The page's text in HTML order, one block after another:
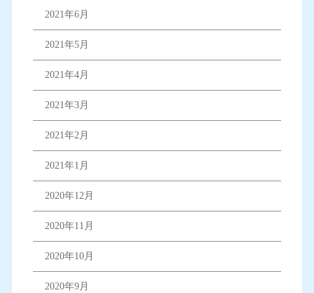
2021年6月
2021年5月
2021年4月
2021年3月
2021年2月
2021年1月
2020年12月
2020年11月
2020年10月
2020年9月